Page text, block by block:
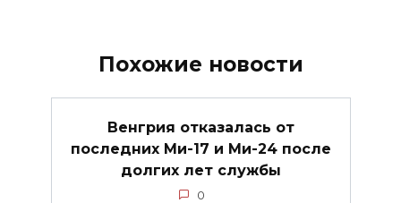
Похожие новости
Венгрия отказалась от
последних Ми-17 и Ми-24 после
долгих лет службы
0